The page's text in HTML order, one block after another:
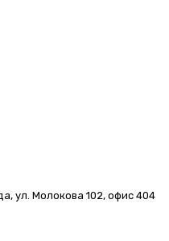
ул. Молокова 102, офис 404